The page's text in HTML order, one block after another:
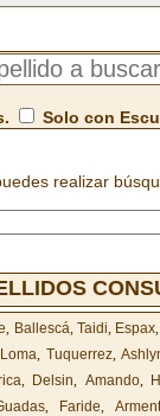
Solo con
realizar
, Ballescá, Taidi, Espax
Loma, Tuquerrez,
, Delsin, Amando,
, Faride,